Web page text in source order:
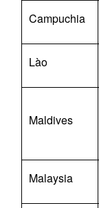
Campuchia
Lào
Maldives
Malaysia